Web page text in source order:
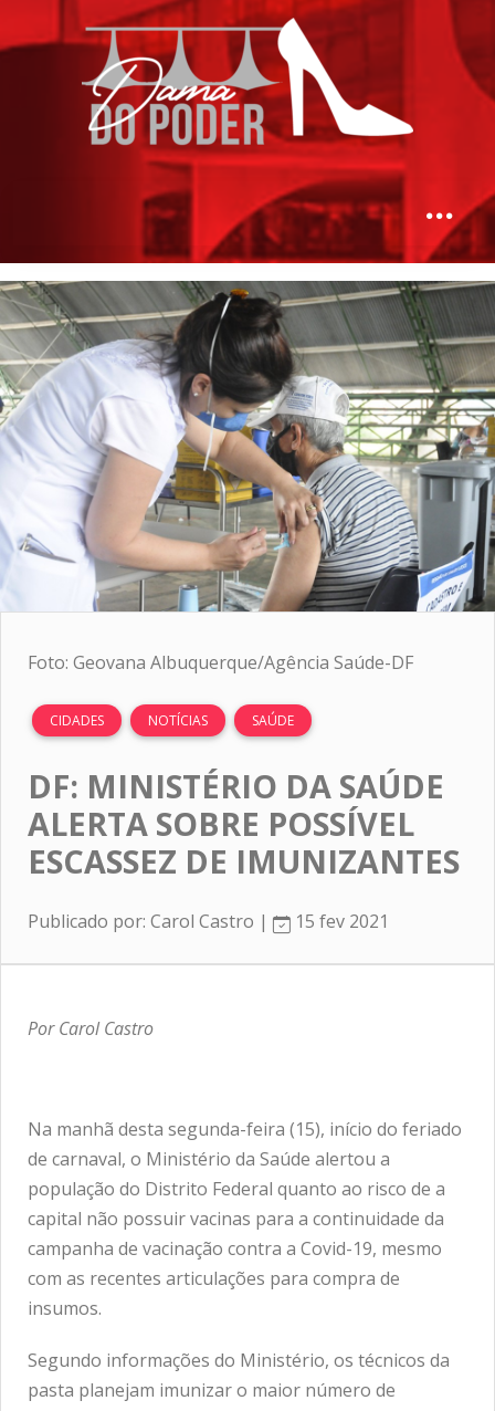
Foto: Geovana Albuquerque/Agência Saúde-DF
CIDADES NOTÍCIAS SAÚDE
DF: MINISTÉRIO DA SAÚDE
ALERTA SOBRE POSSÍVEL
ESCASSEZ DE IMUNIZANTES
Publicado por: Carol Castro | 15 fev 2021
Por Carol Castro
Na manhã desta segunda-feira (15), início do feriado
de carnaval, o Ministério da Saúde alertou a
população do Distrito Federal quanto ao risco de a
capital não possuir vacinas para a continuidade da
campanha de vacinação contra a Covid-19, mesmo
com as recentes articulações para compra de
insumos.
Segundo informações do Ministério, os técnicos da
pasta planejam imunizar o maior número de